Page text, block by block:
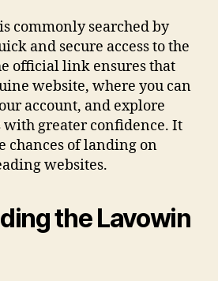
commonly searched by
and secure access to the
official link ensures that
website, where you can
account, and explore
greater confidence. It
chances of landing on
websites.
the Lavowin